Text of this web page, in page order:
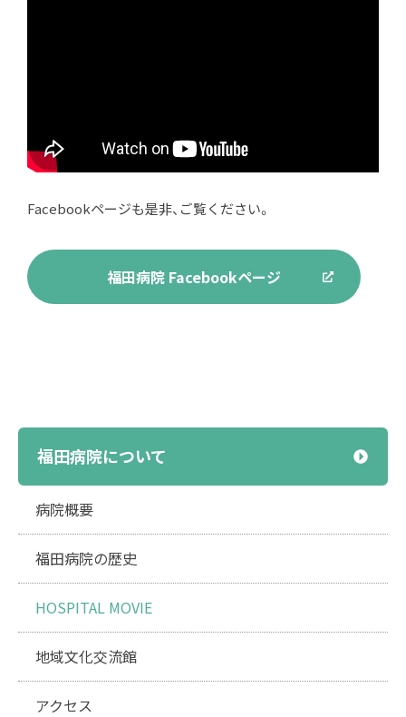
Facebookページも是非、ご覧ください。
福田病院 Facebookページ
福田病院について
病院概要
福田病院の歴史
HOSPITAL MOVIE
地域文化交流館
アクセス